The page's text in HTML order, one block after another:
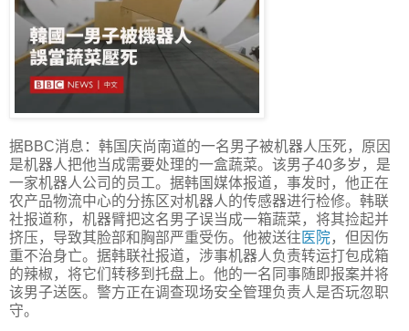
据BBC消息：韩国庆尚南道的一名男子被机器人压死，原因
是机器人把他当成需要处理的一盒蔬菜。该男子40多岁，是
一家机器人公司的员工。据韩国媒体报道，事发时，他正在
农产品物流中心的分拣区对机器人的传感器进行检修。韩联
社报道称，机器臂把这名男子误当成一箱蔬菜，将其捡起并
挤压，导致其脸部和胸部严重受伤。他被送往 医院，但因伤
重不治身亡。据韩联社报道，涉事机器人负责转运打包成箱
的辣椒，将它们转移到托盘上。他的一名同事随即报案并将
该男子送医。警方正在调查现场安全管理负责人是否玩忽职
守。